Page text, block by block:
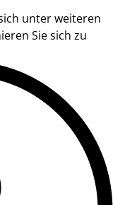
unter weiteren
Sie sich zu